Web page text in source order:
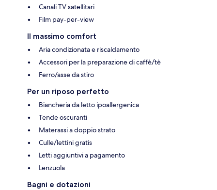
Canali TV satellitari
Film pay-per-view
Il massimo comfort
Aria condizionata e riscaldamento
Accessori per la preparazione di caffè/tè
Ferro/asse da stiro
Per un riposo perfetto
Biancheria da letto ipoallergenica
Tende oscuranti
Materassi a doppio strato
Culle/lettini gratis
Letti aggiuntivi a pagamento
Lenzuola
Bagni e dotazioni